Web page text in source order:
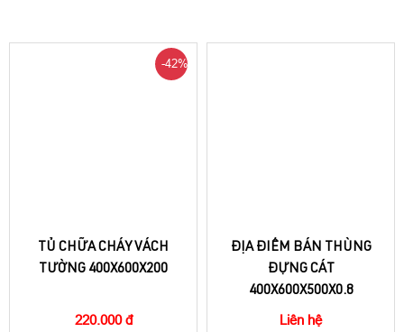
-42%
TỦ CHỮA CHÁY VÁCH
TƯỜNG 400X600X200
220.000 đ
ĐỊA ĐIỂM BÁN THÙNG
ĐỰNG CÁT
400X600X500X0.8
Liên hệ